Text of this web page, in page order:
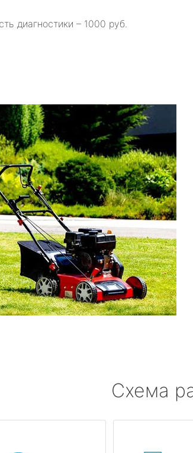
диагностики – 1000 руб.
Схема